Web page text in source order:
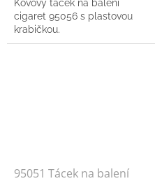
Kovový tácek na balení
cigaret 95056 s plastovou
krabičkou.
95051 Tácek na balení